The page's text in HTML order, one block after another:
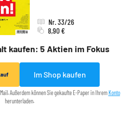
kaufen: 5 Aktien im Fokus
Nr. 33/26
8,90 €
Im Shop kaufen
Außerdem können Sie gekaufte E-Paper in IhremKonto
herunterladen.